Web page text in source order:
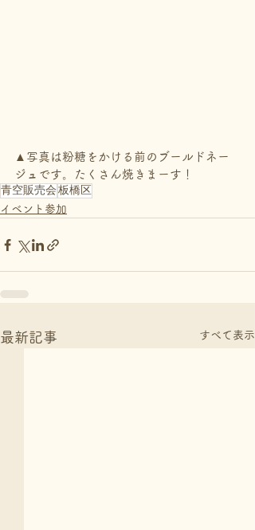
▲写真は粉糖をかける前のブールドネー
ジュです。たくさん焼きまーす！
青空販売会板橋区
イベント参加
最新記事 すべて表示